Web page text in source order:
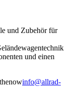
und Zubehör für
und einen
info@allrad-